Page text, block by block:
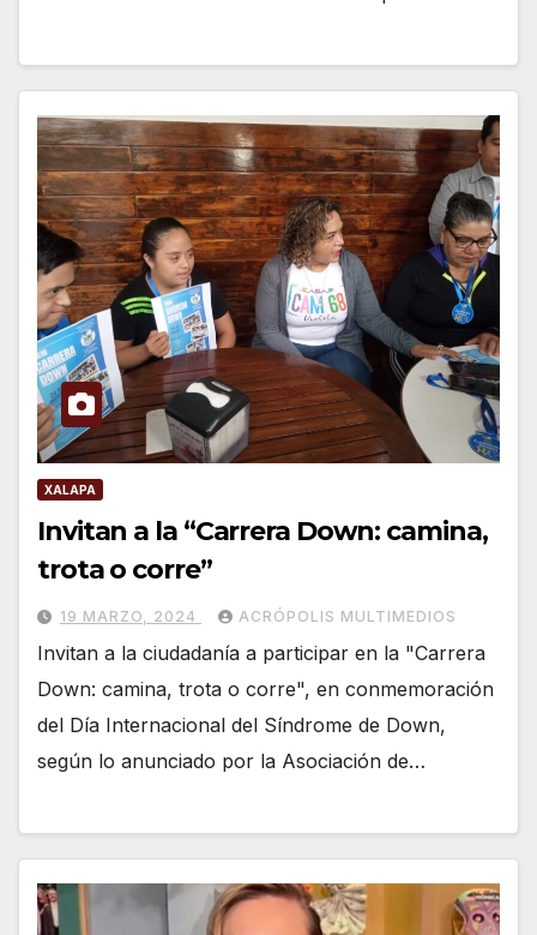
XALAPA
Invitan a la “Carrera Down: camina,
trota o corre”
19 MARZO, 2024 ACRÓPOLIS MULTIMEDIOS
Invitan a la ciudadanía a participar en la "Carrera
Down: camina, trota o corre", en conmemoración
del Día Internacional del Síndrome de Down,
según lo anunciado por la Asociación de…